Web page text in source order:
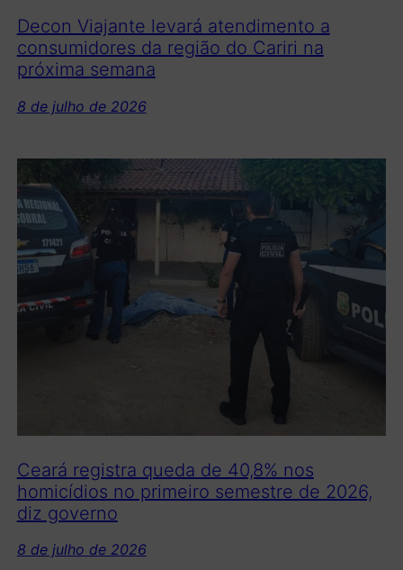
Decon Viajante levará atendimento a
consumidores da região do Cariri na
próxima semana
8 de julho de 2026
Ceará registra queda de 40,8% nos
homicídios no primeiro semestre de 2026,
diz governo
8 de julho de 2026